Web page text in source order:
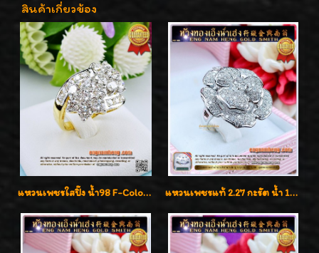
สินค้าเกี่ยวข้อง
แหวนเพชรใสปิ๊ง น้ำ98 F-Color/VVS1 น้ำหนักเพชรรวม 2.56 กะรัต ใส่เต็มนิ้วเพชรเป็นน้ำเป็นเนื้อสวยมากๆค่ะ แหวนเพชรแท้ 2.27 กะรัต น้ำ 100% เบลเยี่ยมคัท ลวดลายดอกกุหลาบหรู